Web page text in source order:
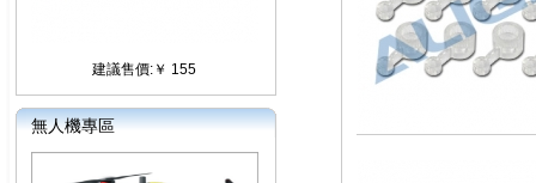
建議售價:￥ 155
無人機專區